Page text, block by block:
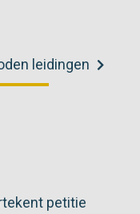
leidingen
petitie